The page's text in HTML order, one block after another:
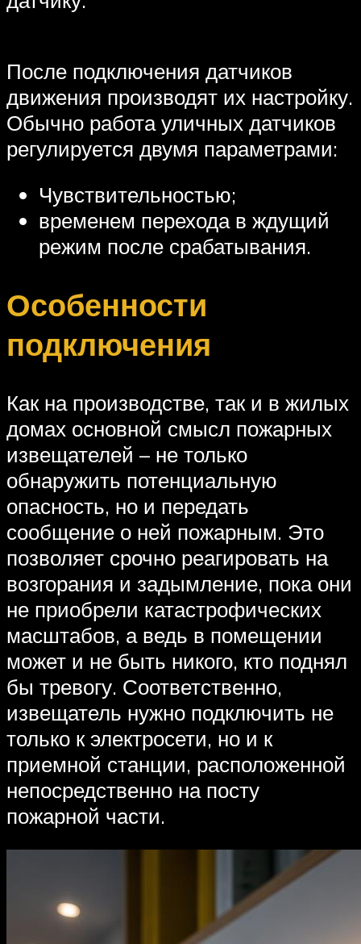
После подключения датчиков
движения производят их настройку.
Обычно работа уличных датчиков
регулируется двумя параметрами:
Чувствительностью;
временем перехода в ждущий
режим после срабатывания.
Особенности
подключения
Как на производстве, так и в жилых
домах основной смысл пожарных
извещателей – не только
обнаружить потенциальную
опасность, но и передать
сообщение о ней пожарным. Это
позволяет срочно реагировать на
возгорания и задымление, пока они
не приобрели катастрофических
масштабов, а ведь в помещении
может и не быть никого, кто поднял
бы тревогу. Соответственно,
извещатель нужно подключить не
только к электросети, но и к
приемной станции, расположенной
непосредственно на посту
пожарной части.